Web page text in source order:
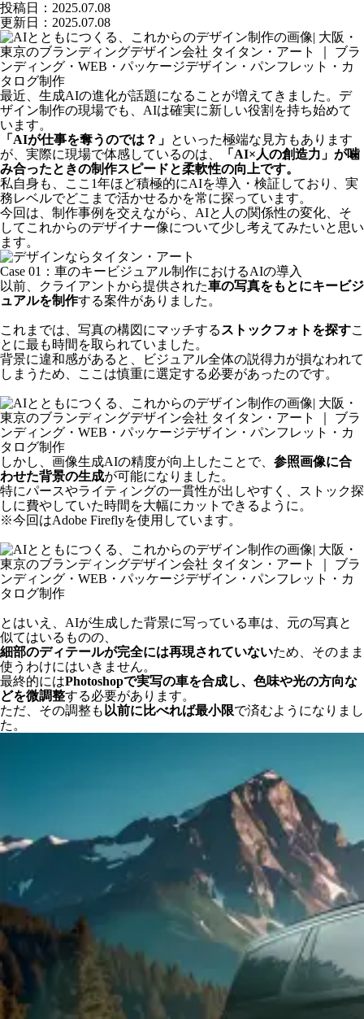
投稿日： 2025.07.08
更新日：2025.07.08
最近、生成AIの進化が話題になることが増えてきました。デ
ザイン制作の現場でも、AIは確実に新しい役割を持ち始めて
います。
「AIが仕事を奪うのでは？」 といった極端な見方もあります
が、実際に現場で体感しているのは、
「AI×人の創造力」が噛
み合ったときの制作スピードと柔軟性の向上です。
私自身も、ここ1年ほど積極的にAIを導入・検証しており、実
務レベルでどこまで活かせるかを常に探っています。
今回は、制作事例を交えながら、AIと人の関係性の変化、そ
してこれからのデザイナー像について少し考えてみたいと思い
ます。
Case 01：車のキービジュアル制作におけるAIの導入
以前、クライアントから提供された車の写真をもとにキービジ
ュアルを制作する案件がありました。
これまでは、写真の構図にマッチする ストックフォトを探すこ
とに最も時間を取られていました。
背景に違和感があると、ビジュアル全体の説得力が損なわれて
しまうため、ここは慎重に選定する必要があったのです。
しかし、画像生成AIの精度が向上したことで、 参照画像に合
わせた背景の生成が可能になりました。
特にパースやライティングの一貫性が出しやすく、ストック探
しに費やしていた時間を大幅にカットできるように。
※今回はAdobe Fireflyを使用しています。
とはいえ、 AIが生成した背景に写っている車は、元の写真と
似てはいるものの、
細部のディテールが完全には再現されていないため、そのまま
使うわけにはいきません。
最終的にはPhotoshopで実写の車を合成し、色味や光の方向な
どを微調整する必要があります。
ただ、その調整も 以前に比べれば最小限で済むようになりまし
た。